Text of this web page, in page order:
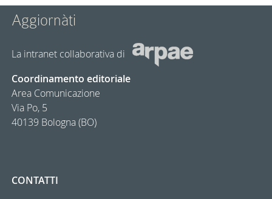
Aggiornàti
La intranet collaborativa di
Coordinamento editoriale
Area Comunicazione
Via Po, 5
40139 Bologna (BO)
CONTATTI